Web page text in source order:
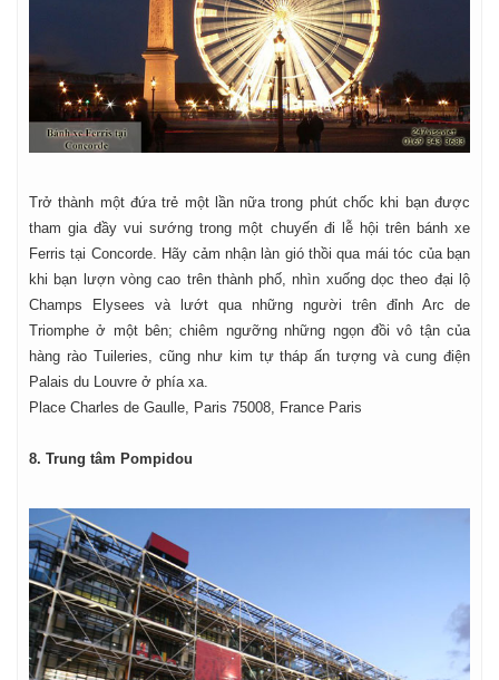
Trở thành một đứa trẻ một lần nữa trong phút chốc khi bạn được
tham gia đầy vui sướng trong một chuyến đi lễ hội trên bánh xe
Ferris tại Concorde. Hãy cảm nhận làn gió thồi qua mái tóc của bạn
khi bạn lượn vòng cao trên thành phố, nhìn xuống dọc theo đại lộ
Champs Elysees và lướt qua những người trên đỉnh Arc de
Triomphe ở một bên; chiêm ngưỡng những ngọn đồi vô tận của
hàng rào Tuileries, cũng như kim tự tháp ấn tượng và cung điện
Palais du Louvre ở phía xa.
Place Charles de Gaulle, Paris 75008, France Paris
8. Trung tâm Pompidou